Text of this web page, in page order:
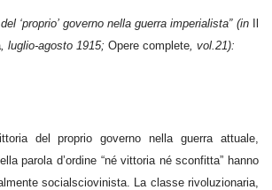
‘proprio’ governo nella guerra imperialista” (in
, luglio-agosto 1915; Opere complete, vol.21):
del proprio governo nella guerra attuale,
parola d’ordine “né vittoria né sconfitta” hanno
socialsciovinista. La classe rivoluzionaria,